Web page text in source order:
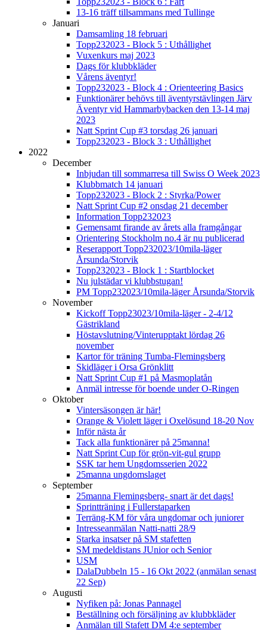
13-16 träff tillsammans med Tullinge
Januari
Damsamling 18 februari
Topp232023 - Block 5 : Uthållighet
Vuxenkurs maj 2023
Dags för klubbkläder
Vårens äventyr!
Topp232023 - Block 4 : Orienteering Basics
Funktionärer behövs till äventyrstävlingen Järv
Äventyr vid Hammarbybacken den 13-14 maj
2023
Natt Sprint Cup #3 torsdag 26 januari
Topp232023 - Block 3 : Uthållighet
2022
December
Inbjudan till sommarresa till Swiss O Week 2023
Klubbmatch 14 januari
Topp232023 - Block 2 : Styrka/Power
Natt Sprint Cup #2 onsdag 21 december
Information Topp232023
Gemensamt firande av årets alla framgångar
Orientering Stockholm no.4 är nu publicerad
Reserapport Topp232023/10mila-läger
Årsunda/Storvik
Topp232023 - Block 1 : Startblocket
Nu julstädar vi klubbstugan!
PM Topp232023/10mila-läger Årsunda/Storvik
November
Kickoff Topp23023/10mila-läger - 2-4/12
Gästrikland
Höstavslutning/Vinterupptakt lördag 26
november
Kartor för träning Tumba-Flemingsberg
Skidläger i Orsa Grönklitt
Natt Sprint Cup #1 på Masmoplatån
Anmäl intresse för boende under O-Ringen
Oktober
Vintersäsongen är här!
Orange & Violett läger i Oxelösund 18-20 Nov
Inför nästa år
Tack alla funktionärer på 25manna!
Natt Sprint Cup för grön-vit-gul grupp
SSK tar hem Ungdomsserien 2022
25manna ungdomslaget
September
25manna Flemingsberg- snart är det dags!
Sprintträning i Fullerstaparken
Terräng-KM för våra ungdomar och juniorer
Intresseanmälan Natti-natti 28/9
Starka insatser på SM stafetten
SM medeldistans JUnior och Senior
USM
DalaDubbeln 15 - 16 Okt 2022 (anmälan senast
22 Sep)
Augusti
Nyfiken på: Jonas Pannagel
Beställning och försäljning av klubbkläder
Anmälan till Stafett DM 4:e september